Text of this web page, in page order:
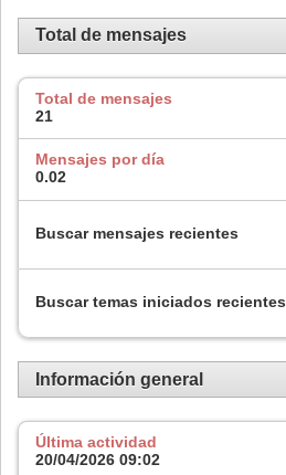
Total de mensajes
Total de mensajes
21
Mensajes por día
0.02
Buscar mensajes recientes
Buscar temas iniciados recientes
Información general
Última actividad
20/04/2026 09:02